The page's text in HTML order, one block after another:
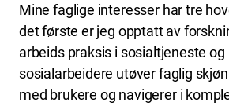
Mine faglige interesser har tre
det første er jeg opptatt av
arbeids praksis i sosialtjeneste
sosialarbeidere utøver faglig
med brukere og navigerer i